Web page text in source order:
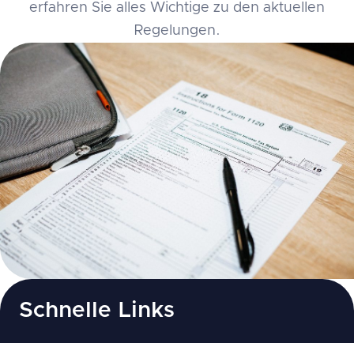
erfahren Sie alles Wichtige zu den aktuellen
Regelungen.
Schnelle Links